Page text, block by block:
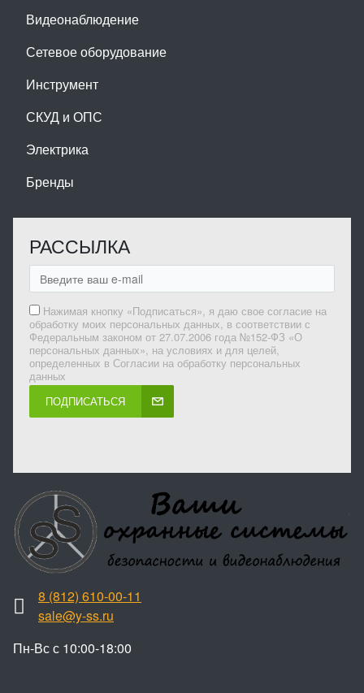
Видеонаблюдение
Сетевое оборудование
Инструмент
СКУД и ОПС
Электрика
Бренды
РАССЫЛКА
Нажимая кнопку «Подписаться», я даю свое согласие на
обработку моих персональных данных, в соответствии с
Федеральным законом от 27.07.2006 года №152-ФЗ «О
персональных данных», на условиях и для целей,
определенных в Согласии на обработку персональных
данных
ПОДПИСАТЬСЯ
8 (812) 610-00-11
sale@y-ss.ru
Пн-Вс с 10:00-18:00